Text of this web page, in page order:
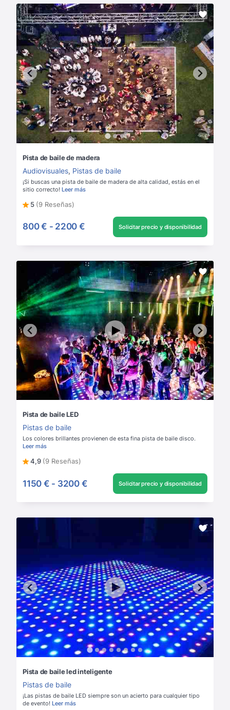
Pista de baile de madera
Audiovisuales, Pistas de baile
¡Si buscas una pista de baile de madera de alta calidad, estás en el
sitio correcto! Leer más
5 (9 Reseñas)
800 € - 2200 € Solicitar precio y disponibilidad
Pista de baile LED
Pistas de baile
Los colores brillantes provienen de esta fina pista de baile disco.
Leer más
4,9 (9 Reseñas)
1150 € - 3200 € Solicitar precio y disponibilidad
Pista de baile led inteligente
Pistas de baile
¡Las pistas de baile LED siempre son un acierto para cualquier tipo
de evento! Leer más